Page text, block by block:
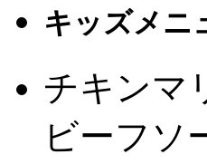
キッズメニ
チキンマ
ビーフソ